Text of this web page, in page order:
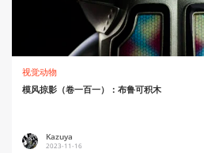
视觉动物
模风掠影（卷一百一）：布鲁可积木
Kazuya
2023-11-16